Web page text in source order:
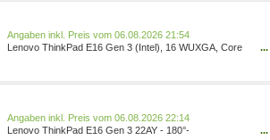
Preis vom 06.08.2026 21:54
Lenovo ThinkPad E16 Gen 3 (Intel), 16 WUXGA, Core
...
Preis vom 06.08.2026 22:14
Lenovo ThinkPad E16 Gen 3 22AY - 180°-
...